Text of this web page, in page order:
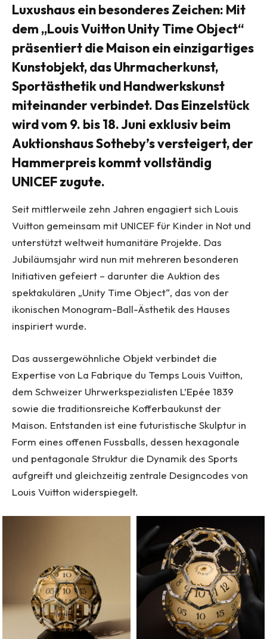
Luxushaus ein besonderes Zeichen: Mit
dem „Louis Vuitton Unity Time Object“
präsentiert die Maison ein einzigartiges
Kunstobjekt, das Uhrmacherkunst,
Sportästhetik und Handwerkskunst
miteinander verbindet. Das Einzelstück
wird vom 9. bis 18. Juni exklusiv beim
AuktionshausSotheby’sversteigert, der
Hammerpreis kommt vollständig
UNICEF zugute.
Seit mittlerweile zehn Jahren engagiert sich Louis
Vuitton gemeinsam mit UNICEF für Kinder in Not und
unterstützt weltweit humanitäre Projekte. Das
Jubiläumsjahr wird nun mit mehreren besonderen
Initiativen gefeiert – darunter die Auktion des
spektakulären „Unity Time Object“, das von der
ikonischen Monogram-Ball-Ästhetik des Hauses
inspiriert wurde.
Das aussergewöhnliche Objekt verbindet die
Expertise von La Fabrique du Temps Louis Vuitton,
dem Schweizer Uhrwerkspezialisten L’Epée 1839
sowie die traditionsreiche Kofferbaukunst der
Maison. Entstanden ist eine futuristische Skulptur in
Form eines offenen Fussballs, dessen hexagonale
und pentagonale Struktur die Dynamik des Sports
aufgreift und gleichzeitig zentrale Designcodes von
Louis Vuitton widerspiegelt.